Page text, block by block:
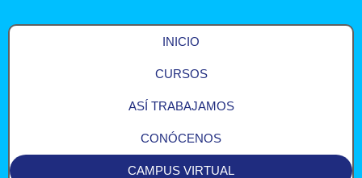
INICIO
CURSOS
ASÍ TRABAJAMOS
CONÓCENOS
CAMPUS VIRTUAL